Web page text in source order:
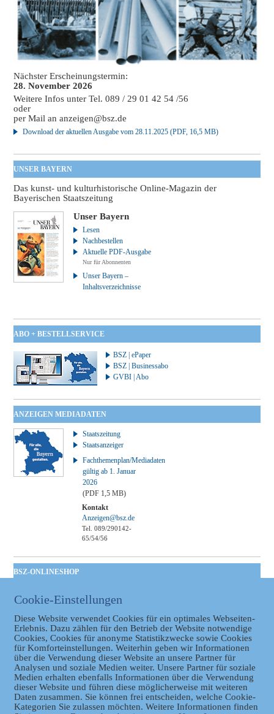
Nächster Erscheinungstermin:
28. November 2026
Weitere Infos unter Tel. 089 / 29 01 42 54 /56
oder
per Mail ananzeigen@bsz.de
Download der aktuellen Ausgabe vom 28.11.2025 (PDF, 16,5 MB)
UNSER BAYERN
Das kunst- und kulturhistorische Online-Magazin der
Bayerischen Staatszeitung
Unser Bayern
Lesen
Nachbestellen
Aktuelle PDF-Ausgabe
Nur für Abonnenten
Unser Bayern –
Inhaltsverzeichnisse
ABO + BESTELLSERVICE
BSZ | ePaper
BSZ | Businessabo
GVBI | Abo
ANZEIGEN MEDIADATEN
Staatszeitung
Staatsanzeiger
Fachthemenplan/Mediadaten
gültig ab 1. Januar
2026
(PDF 1,5 MB)
Kontakt
Anzeigen@bsz.de
Tel. 089/290142-
65/54/56
BSZ-ONLINESHOP
Taschenbuch
GVBl | Einbanddecke
Datenschutz
Cookie-Einstellungen
Diese Website verwendet Cookies für ein optimales Webseiten-
Erlebnis. Dazu zählen für den Betrieb der Website notwendige
Cookies, Cookies für anonyme Statistikzwecke sowie Cookies
für Komforteinstellungen. Weiterhin geben wir Informationen
über die Verwendung dieser Website an unsere Partner für
Analysen und soziale Medien weiter. Unsere Partner für soziale
Medien erhalten ebenfalls Informationen über die Verwendung
dieser Website und führen diese möglicherweise mit weiteren
Daten zusammen. Sie können frei entscheiden, welche Cookie-
Kategorien Sie zulassen möchten. Weitere Informationen finden